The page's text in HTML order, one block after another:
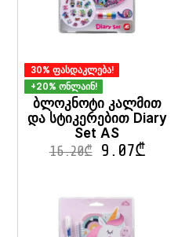
30% ფასდაკლება!
+20% ონლაინ!
ბლოკნოტი კალმით
და სტიკერებით Diary
Set AS
16.20₾ 9.07₾